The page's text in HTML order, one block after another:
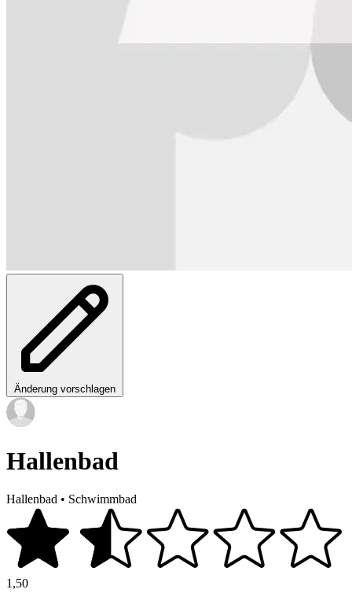
Änderung vorschlagen
Hallenbad
Hallenbad • Schwimmbad
1,50